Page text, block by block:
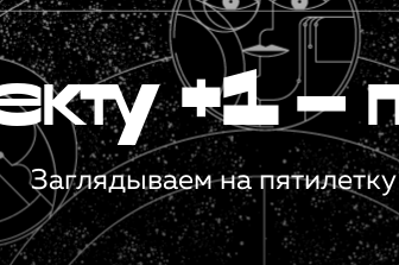
+1 —
Заглядываем на